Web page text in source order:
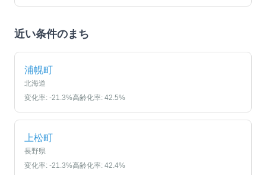
近い条件のまち
浦幌町
北海道
変化率: -21.3%高齢化率: 42.5%
上松町
長野県
変化率: -21.3%高齢化率: 42.4%